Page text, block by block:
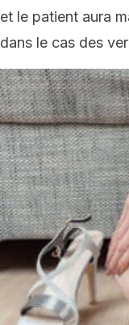
et le patient aura
dans le cas des